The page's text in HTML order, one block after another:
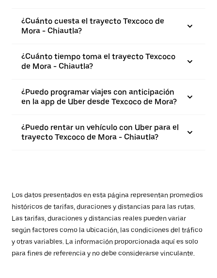
¿Cuánto cuesta el trayecto Texcoco de
Mora - Chiautla?
¿Cuánto tiempo toma el trayecto Texcoco
de Mora - Chiautla?
¿Puedo programar viajes con anticipación
en la app de Uber desde Texcoco de Mora?
¿Puedo rentar un vehículo con Uber para el
trayecto Texcoco de Mora - Chiautla?
Los datos presentados en esta página representan promedios
históricos de tarifas, duraciones y distancias para las rutas.
Las tarifas, duraciones y distancias reales pueden variar
según factores como la ubicación, las condiciones del tráfico
y otras variables. La información proporcionada aquí es solo
para fines de referencia y no debe considerarse vinculante.